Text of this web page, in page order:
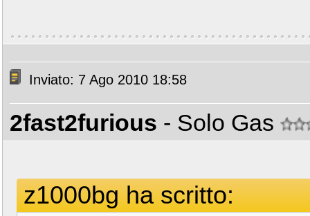
Inviato: 7 Ago 2010 18:58
2fast2furious - Solo Gas
z1000bg ha scritto: